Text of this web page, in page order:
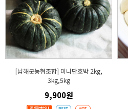
[남해군농협조합] 미니단호박 2kg,
3kg,5kg
9,900원